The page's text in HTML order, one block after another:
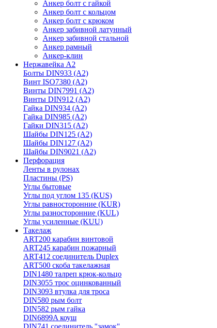
Анкер болт с гайкой
Анкер болт с кольцом
Анкер болт с крюком
Анкер забивной латунный
Анкер забивной стальной
Анкер рамный
Анкер-клин
Нержавейка А2
Болты DIN933 (A2)
Винт ISO7380 (A2)
Винты DIN7991 (A2)
Винты DIN912 (A2)
Гайка DIN934 (A2)
Гайка DIN985 (A2)
Гайки DIN315 (A2)
Шайбы DIN125 (A2)
Шайбы DIN127 (A2)
Шайбы DIN9021 (A2)
Перфорация
Ленты в рулонах
Пластины (PS)
Углы бытовые
Углы под углом 135 (KUS)
Углы равносторонние (KUR)
Углы разносторонние (KUL)
Углы усиленные (KUU)
Такелаж
ART200 карабин винтовой
ART245 карабин пожарный
ART412 соединитель Duplex
ART500 скоба такелажная
DIN1480 талреп крюк-кольцо
DIN3055 трос оцинкованный
DIN3093 втулка для троса
DIN580 рым болт
DIN582 рым гайка
DIN6899A коуш
DIN741 соединитель "замок"